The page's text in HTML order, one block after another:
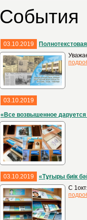
События
03.10.2019
03.10.2019
«Все возвышенное даруется
03.10.2019
«Тұғыры биік
С